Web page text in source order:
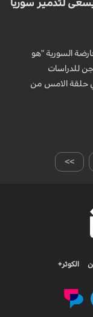
لتدمير سوريا
السورية "هو
للدراسات
حلقة الامس من
>>
الكوثر+